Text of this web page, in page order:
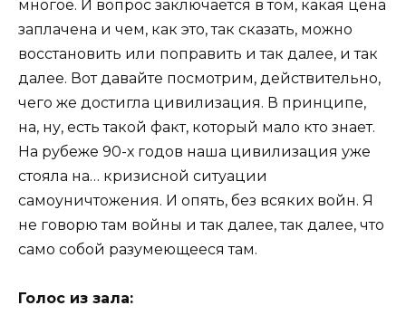
многое. И вопрос заключается в том, какая цена
заплачена и чем, как это, так сказать, можно
восстановить или поправить и так далее, и так
далее. Вот давайте посмотрим, действительно,
чего же достигла цивилизация. В принципе,
на, ну, есть такой факт, который мало кто знает.
На рубеже 90-х годов наша цивилизация уже
стояла на… кризисной ситуации
самоуничтожения. И опять, без всяких войн. Я
не говорю там войны и так далее, так далее, что
само собой разумеющееся там.
Голос из зала: